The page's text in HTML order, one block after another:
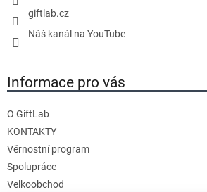
u
giftlab.cz
Náš kanál na YouTube
Informace pro vás
O GiftLab
KONTAKTY
Věrnostní program
Spolupráce
Velkoobchod